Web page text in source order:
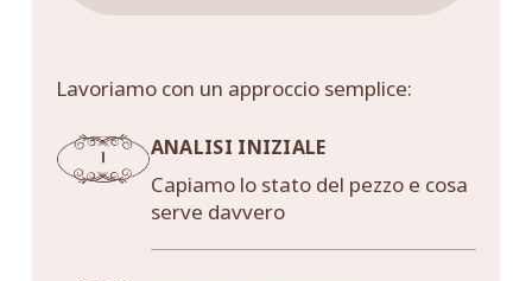
Lavoriamo con un approccio semplice:
ANALISI INIZIALE
Capiamo lo stato del pezzo e cosa
serve davvero